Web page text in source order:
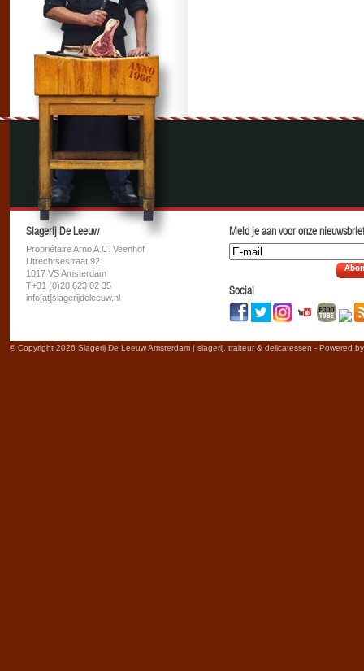
Slagerij De Leeuw
Propriétaire Arno A.C. Veenhof
Utrechtsestraat 92
1017 VS Amsterdam
T+31 (0)20 623 02 35
info[at]slagerijdeleeuw.nl
Meld je aan voor onze
Social
© Copyright 2026 Slagerij De Leeuw Amsterdam | slagerij, traiteur & delicatessen - Powered